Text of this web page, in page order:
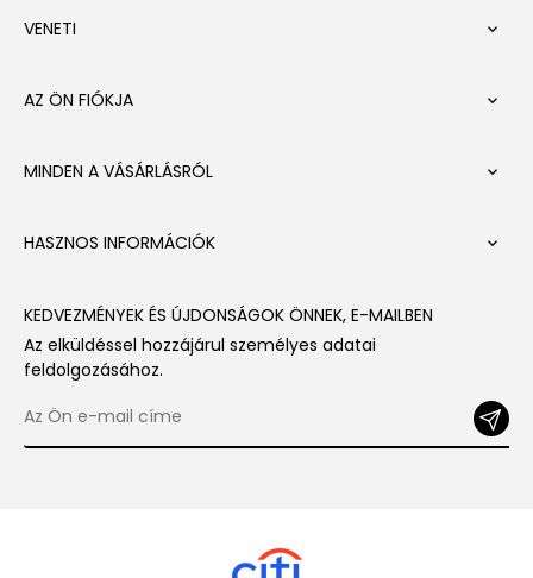
VENETI 
AZ ÖN FIÓKJA 
MINDEN A VÁSÁRLÁSRÓL 
HASZNOS INFORMÁCIÓK 
KEDVEZMÉNYEK ÉS ÚJDONSÁGOK ÖNNEK, E-MAILBEN
Az elküldéssel hozzájárul személyes adatai
feldolgozásához.